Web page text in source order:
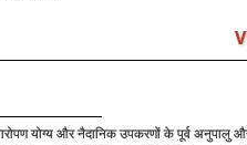
योग्य और नैदानिक उपकरणों के पूर्व अनुपालु